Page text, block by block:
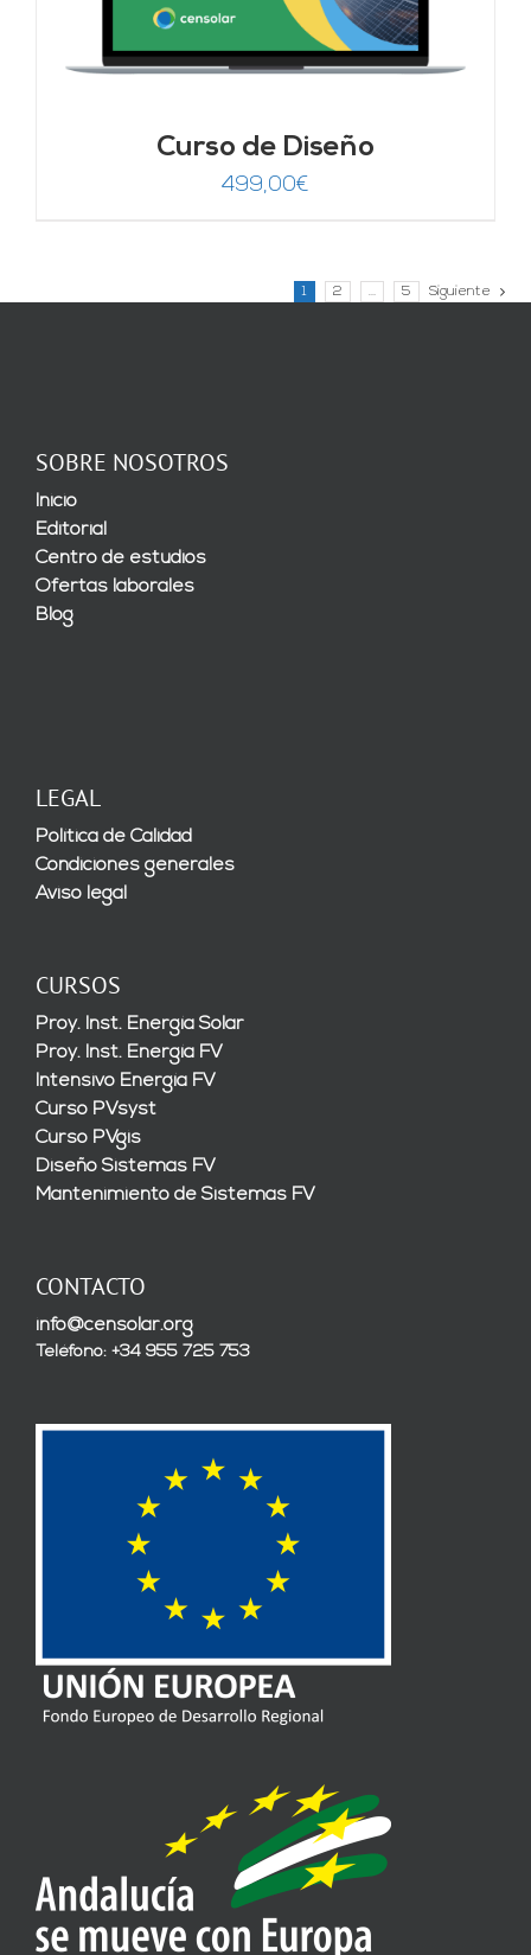
Curso de Diseño
499,00€
1 2 … 5 Siguiente
SOBRE NOSOTROS
Inicio
Editorial
Centro de estudios
Ofertas laborales
Blog
LEGAL
Política de Calidad
Condiciones generales
Aviso legal
CURSOS
Proy. Inst. Energía Solar
Proy. Inst. Energía FV
Intensivo Energía FV
Curso PVsyst
Curso PVgis
Diseño Sistemas FV
Mantenimiento de Sistemas FV
CONTACTO
info@censolar.org
Teléfono: +34 955 725 753